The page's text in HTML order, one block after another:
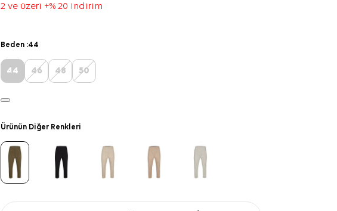
2 ve üzeri +% 20 indirim
Beden :44
44 46 48 50
Ürünün Diğer Renkleri